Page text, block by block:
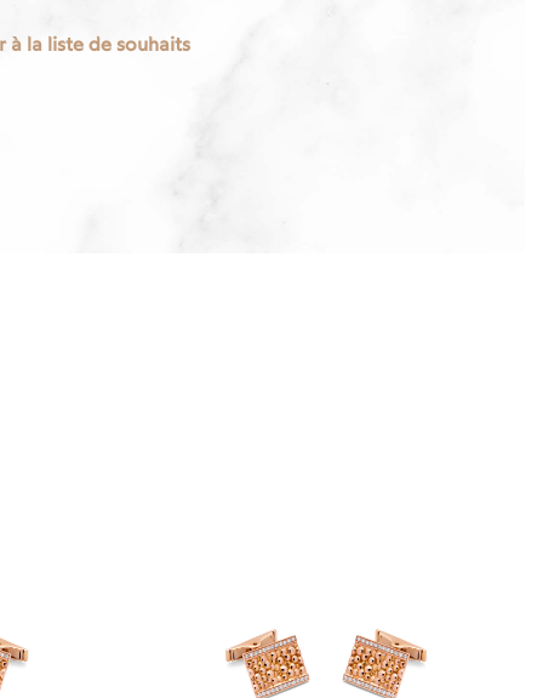
à la liste de souhaits